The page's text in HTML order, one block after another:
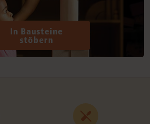
In Bausteine
stöbern